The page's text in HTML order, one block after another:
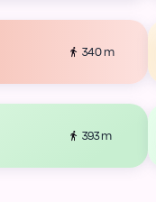
340 m
393 m